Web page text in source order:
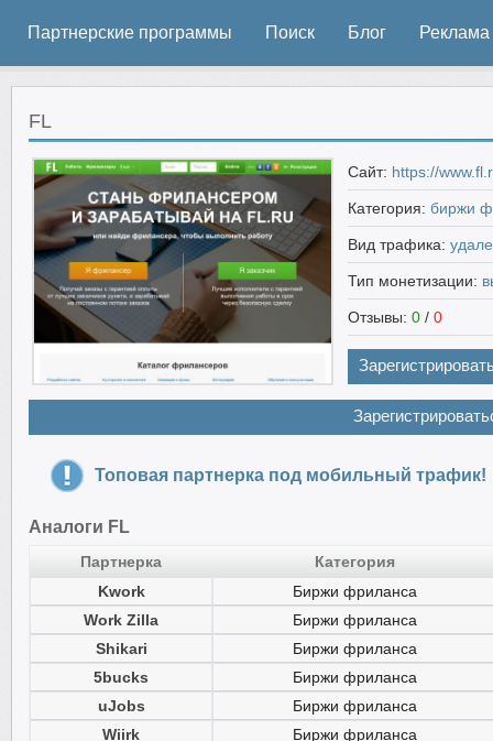
Партнерские программы Поиск Блог Реклама
FL
Сайт: https://
Категория: биржи
Вид трафика:
Тип монетизации:
Отзывы: 0 / 0
Топовая партнерка под мобильный трафик!
Аналоги FL
Партнерка
Категория
Kwork
Биржи фриланса
Work Zilla
Биржи фриланса
Shikari
Биржи фриланса
5bucks
Биржи фриланса
uJobs
Биржи фриланса
Wiirk
Биржи фриланса